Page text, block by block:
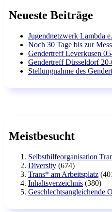
Neueste Beiträge
Jugendnetzwerk Lambda
Noch 30 Tage bis zur
Gendertreff Leverkusen
Gendertreff Düsseldorf
Stellungnahme des
Meistbesucht
Selbsthilfeorganisation
Diversity (674)
Trans* am Arbeitsplatz
Inhaltsverzeichnis (380)
Geschlechtsangleichende